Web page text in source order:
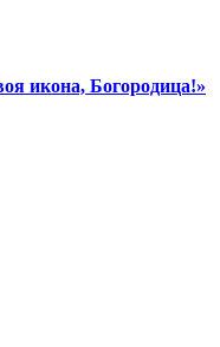
икона, Богородица!»